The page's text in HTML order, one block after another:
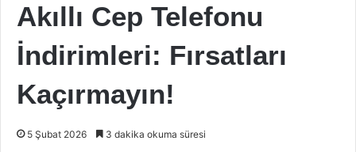
Akıllı Cep Telefonu
İndirimleri: Fırsatları
Kaçırmayın!
5 Şubat 2026 3 dakika okuma süresi